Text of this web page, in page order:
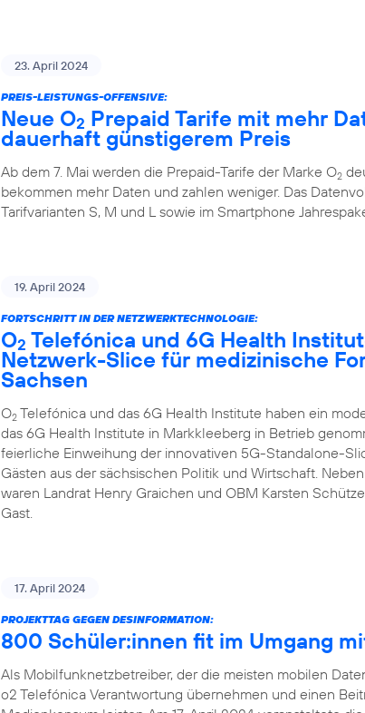
23. April 2024
PREIS-LEISTUNGS-OFFENSIVE:
Neue O2 Prepaid Tarife mit mehr
dauerhaft günstigerem Preis
Ab dem 7. Mai werden die Prepaid-Tarife der Marke O2
bekommen mehr Daten und zahlen weniger. Das
Tarifvarianten S, M und L sowie im Smartphone
19. April 2024
FORTSCHRITT IN DER NETZWERKTECHNOLOGIE:
O2 Telefónica und 6G Health
Netzwerk-Slice für medizinische
Sachsen
O2 Telefónica und das 6G Health Institute haben ein
das 6G Health Institute in Markkleeberg in Betrieb
feierliche Einweihung der innovativen 5G-Standalone-
Gästen aus der sächsischen Politik und Wirtschaft.
waren Landrat Henry Graichen und OBM Karsten
Gast.
17. April 2024
PROJEKTTAG GEGEN DESINFORMATION:
800 Schüler:innen fit im Umgang
Als Mobilfunknetzbetreiber, der die meisten mobilen
o2 Telefónica Verantwortung übernehmen und einen